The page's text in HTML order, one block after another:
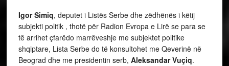
Igor Simiq, deputet i Listës Serbe dhe zëdhënës i këtij
subjekti politik , thotë për Radion Evropa e Lirë se para se
të arrihet çfarëdo marrëveshje me subjektet politike
shqiptare, Lista Serbe do të konsultohet me Qeverinë në
Beograd dhe me presidentin serb, Aleksandar Vuçiq.